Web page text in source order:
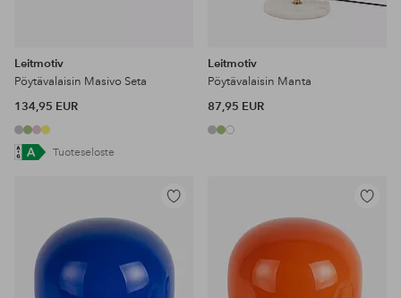
Leitmotiv
Pöytävalaisin Masivo Seta
134,95 EUR
Tuoteseloste
Leitmotiv
Pöytävalaisin Manta
87,95 EUR
Lisää
Lisää